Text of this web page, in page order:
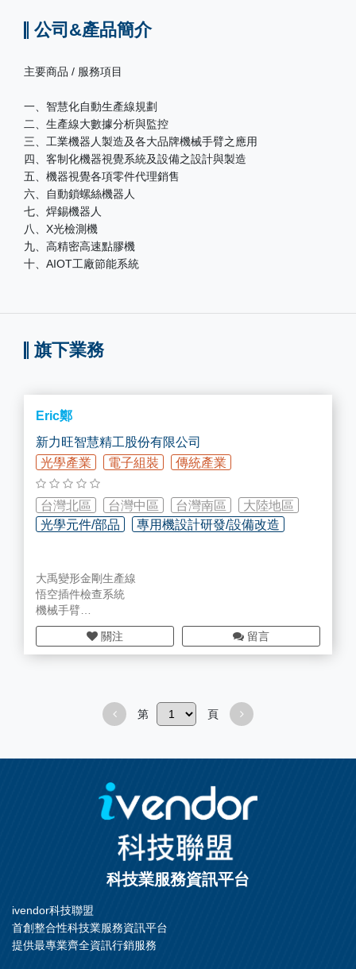
公司&產品簡介
主要商品 / 服務項目
一、智慧化自動生產線規劃
二、生產線大數據分析與監控
三、工業機器人製造及各大品牌機械手臂之應用
四、客制化機器視覺系統及設備之設計與製造
五、機器視覺各項零件代理銷售
六、自動鎖螺絲機器人
七、焊錫機器人
八、X光檢測機
九、高精密高速點膠機
十、AIOT工廠節能系統
旗下業務
Eric鄭
新力旺智慧精工股份有限公司
光學產業
電子組裝 傳統產業
台灣北區 台灣中區 台灣南區
大陸地區
光學元件/部品
專用機設計研發/設備改造
大禹變形金剛生產線
悟空插件檢查系統
機械手臂
載帶自動檢測系統
相機/鏡頭/光源/週邊
關注 留言
第 頁
科技業服務資訊平台
ivendor科技聯盟
首創整合性科技業服務資訊平台
提供最專業齊全資訊行銷服務